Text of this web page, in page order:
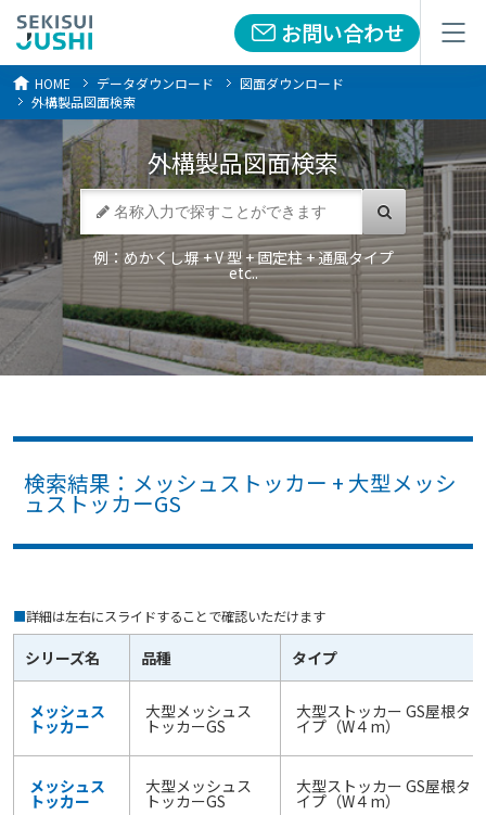
お問い合わせ
メニュー お問い合わせ
メニュー
HOME データダウンロード
図面ダウンロード
外構製品図面検索
外構製品図面検索
例：めかくし塀 + V 型 + 固定柱 + 通風タイプ
etc..
検索結果：メッシュストッカー + 大型メッシ
ュストッカーGS
■詳細は左右にスライドすることで確認いただけます
シリーズ名 品種 タイプ
メッシュス
トッカー
大型メッシュス
トッカーGS
大型ストッカー GS屋根タ
イプ（W４m）
メッシュス
トッカー
大型メッシュス
トッカーGS
大型ストッカー GS屋根タ
イプ（W４m）